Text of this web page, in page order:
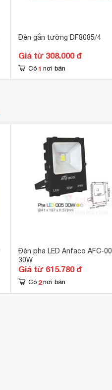
Đèn gắn tường DF8085/4
Giá từ 308.000 đ
Có 1 nơi bán
Đèn pha LED Anfaco AFC-
30W
Giá từ 615.780 đ
Có 2 nơi bán